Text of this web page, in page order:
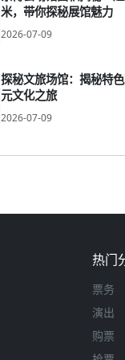
米，带你探秘展馆魅力
2026-07-09
探秘文旅场馆：揭秘特
元文化之旅
2026-07-09
热门
票务
演出
购票